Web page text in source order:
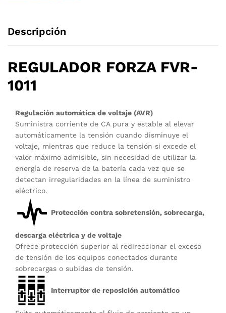
Descripción
REGULADOR FORZA FVR-
1011
Regulación automática de voltaje (AVR)
Suministra corriente de CA pura y estable al elevar
automáticamente la tensión cuando disminuye el
voltaje, mientras que reduce la tensión si excede el
valor máximo admisible, sin necesidad de utilizar la
energía de reserva de la batería cada vez que se
detectan irregularidades en la línea de suministro
eléctrico.
Protección contra sobretensión, sobrecarga,
descarga eléctrica y de voltaje
Ofrece protección superior al redireccionar el exceso
de tensión de los equipos conectados durante
sobrecargas o subidas de tensión.
Interruptor de reposición automático